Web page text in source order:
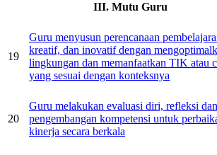
III. Mutu Guru
19
Guru menyusun perencanaan
kreatif, dan inovatif dengan
lingkungan dan memanfaatkan TIK atau
yang sesuai dengan konteksnya
20
Guru melakukan evaluasi diri, refleksi dan
pengembangan kompetensi untuk
kinerja secara berkala